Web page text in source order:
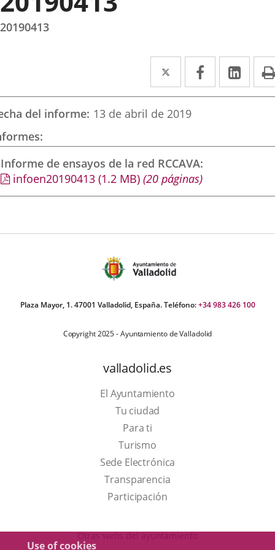
Use of cookies
20190413
Twitter
Enlace
a
una
externa.
Facebook
Enlace
a
externa.
a
del informe 13 de abril de 2019
Informe de ensayos de la red RCCAVA
infoen20190413 (1.2 MB) (20 páginas)
Plaza Mayor, 1. 47001 Valladolid, España. Teléfono:+34 983 426 100
Copyright 2025 - Ayuntamiento de Valladolid
valladolid.es
El Ayuntamiento
Tu ciudad
Para ti
TurismoThis
link
will
open
a
Sede Electrónica
Transparencia
Participación
Otras webs del ayuntamiento